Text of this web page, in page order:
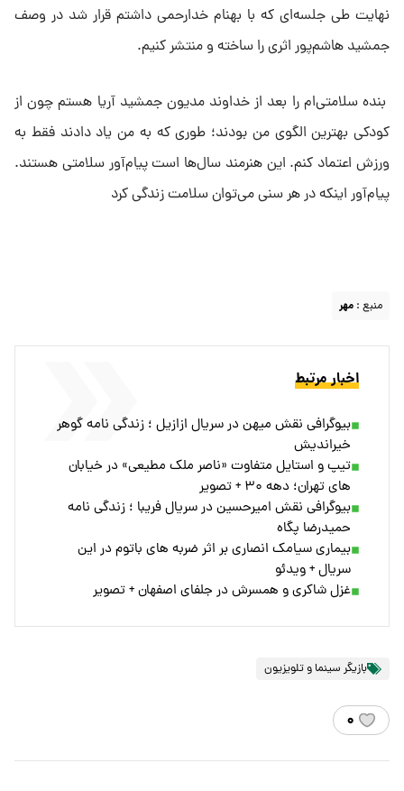
نهایت طی جلسه‌ای که با بهنام خدارحمی داشتم قرار شد در وصف
جمشید هاشم‌پور اثری را ساخته و منتشر کنیم.
بنده سلامتی‌ام را بعد از خداوند مدیون جمشید آریا هستم چون از
کودکی بهترین الگوی من بودند؛ طوری که به من یاد دادند فقط به
ورزش اعتماد کنم. این هنرمند سال‌ها است پیام‌آور سلامتی هستند.
پیام‌آور اینکه در هر سنی می‌توان سلامت زندگی کرد
منبع : مهر
اخبار مرتبط
بیوگرافی نقش میهن در سریال ازازیل ؛ زندگی نامه گوهر
خیراندیش
تیپ و استایل متفاوت «ناصر ملک مطیعی» در خیابان
های تهران؛ دهه ۳۰ + تصویر
بیوگرافی نقش امیرحسین در سریال فریبا ؛ زندگی نامه
حمیدرضا پگاه
بیماری سیامک انصاری بر اثر ضربه های باتوم در این
سریال + ویدئو
غزل شاکری و همسرش در جلفای اصفهان + تصویر
بازیگر سینما و تلویزیون
۰